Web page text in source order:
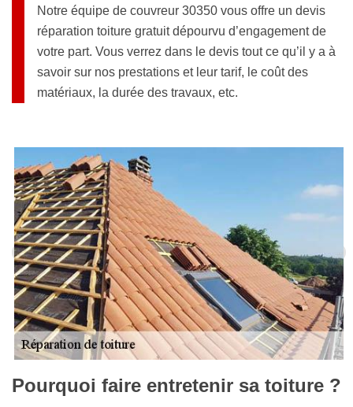
Notre équipe de couvreur 30350 vous offre un devis
réparation toiture gratuit dépourvu d’engagement de
votre part. Vous verrez dans le devis tout ce qu’il y a à
savoir sur nos prestations et leur tarif, le coût des
matériaux, la durée des travaux, etc.
Pourquoi faire entretenir sa toiture ?